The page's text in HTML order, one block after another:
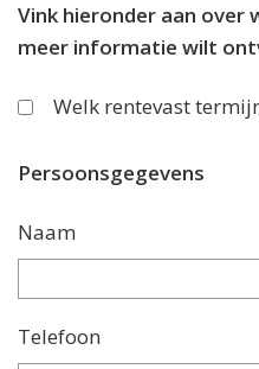
Vink hieronder aan over
meer informatie wilt
Welk rentevast
Persoonsgegevens
Naam
Telefoon